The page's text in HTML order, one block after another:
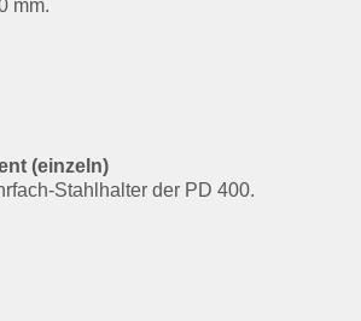
mm.
(einzeln)
Stahlhalter der PD 400.